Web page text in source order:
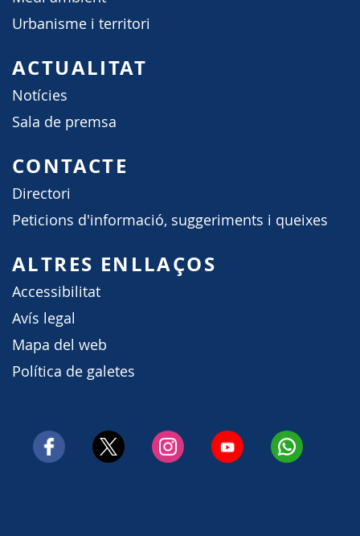
Urbanisme i territori
ACTUALITAT
Notícies
Sala de premsa
CONTACTE
Directori
Peticions d'informació, suggeriments i queixes
ALTRES ENLLAÇOS
Accessibilitat
Avís legal
Mapa del web
Política de galetes